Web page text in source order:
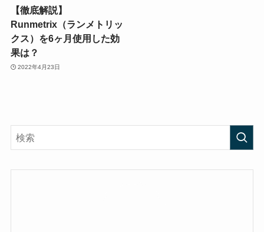
【徹底解説】
Runmetrix（ランメトリッ
クス）を6ヶ月使用した効
果は？
2022年4月23日